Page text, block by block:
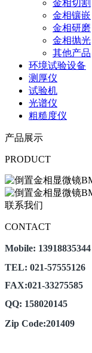
金相切割
金相镶嵌
金相研磨
金相抛光
其他产品
环境试验设备
测厚仪
试验机
光谱仪
粗糙度仪
产品展示
PRODUCT
联系我们
CONTACT
Mobile: 13918835344
TEL: 021-57555126
FAX:021-33275585
QQ: 158020145
Zip Code:201409